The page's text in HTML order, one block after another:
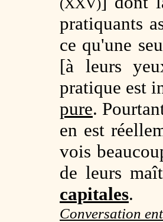
pratiquants
ce qu'une
[à leurs
pratique est
pure.
en est
vois
de leurs
capitales.
Conversation